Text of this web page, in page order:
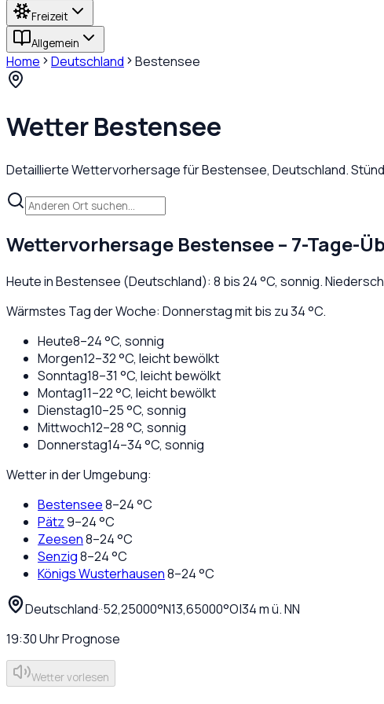
Freizeit
Allgemein
Home Deutschland Bestensee
WetterBestensee
Detaillierte Wettervorhersage fürBestensee, Deutschland.
Wettervorhersage Bestensee– 7-Tage-
Heute inBestensee (Deutschland): 8 bis24°C, sonnig.
Wärmstes Tag der Woche: Donnerstag mit bis zu 34 °C.
Heute8–24°C, sonnig
Morgen12–32°C, leicht bewölkt
Sonntag18–31 °C, leicht bewölkt
Montag11–22°C, leicht bewölkt
Dienstag10–25°C, sonnig
Mittwoch12–28°C, sonnig
Donnerstag14–34°C, sonnig
Wetter in der Umgebung:
Bestensee8–24°C
Pätz9–24°C
Zeesen8–24°C
Senzig8–24°C
Königs Wusterhausen8–24°C
Deutschland··52,25000°N13,65000°O|34m ü. NN
19:30UhrPrognose
Wetter vorlesen